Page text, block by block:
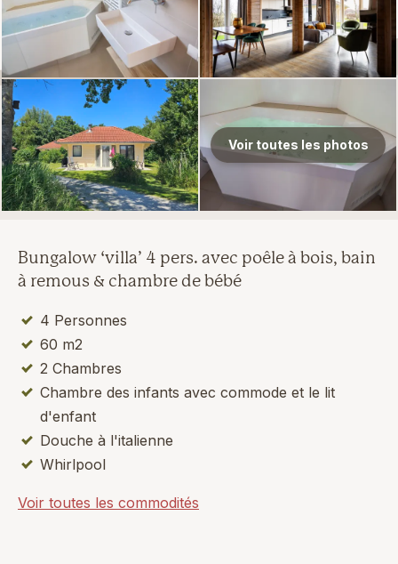
Voir toutes les photos
Bungalow ‘villa’ 4 pers. avec poêle à bois, bain
à remous & chambre de bébé
4 Personnes
60 m2
2 Chambres
Chambre des infants avec commode et le lit
d'enfant
Douche à l'italienne
Whirlpool
Voir toutes les commodités